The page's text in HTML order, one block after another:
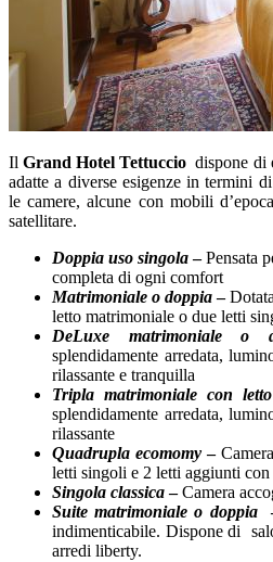
IlGrand Hotel Tettuccio dispone di
adatte a diverse esigenze in termini
le camere, alcune con mobili
satellitare.
Doppia uso singola–Pensata
completa di ogni comfort
Matrimoniale o doppia–
letto matrimoniale o due letti
DeLuxe matrimoniale o
splendidamente arredata,
rilassante e tranquilla
Tripla matrimoniale con
splendidamente arredata,
rilassante
Quadrupla ecomomy–
letti singoli e 2 letti aggiunti con
Singola classica–Camera
Suite matrimoniale o doppia
indimenticabile. Dispone di
arredi liberty.